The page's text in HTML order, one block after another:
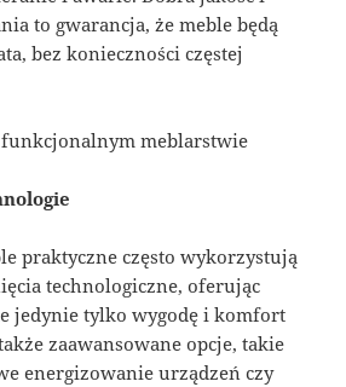
to gwarancja, że meble będą
bez konieczności częstej
meblarstwie
praktyczne często wykorzystują
technologiczne, oferując
jedynie tylko wygodę i komfort
zaawansowane opcje, takie
energizowanie urządzeń czy